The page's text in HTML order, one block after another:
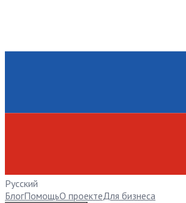
Русский
БлогПомощьО проектеДля бизнеса